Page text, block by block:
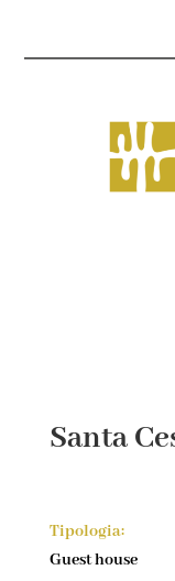
Santa
Tipologia:
Guest house